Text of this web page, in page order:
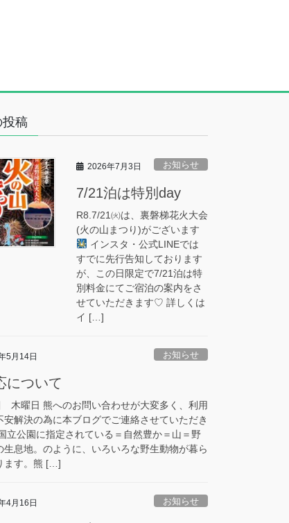
投稿
2026年7月3日 お知らせ
7/21泊は特別day
R8.7/21㈫は、裏磐梯花火大会
(火の山まつり)がございます
インスタ・公式LINEでは
すでに先行告知しております
が、この日限定で7/21泊は特
別料金にてご宿泊の案内をさ
せていただきます♡ 詳しくは
イ […]
5月14日 お知らせ
について
木曜日 熊へのお問い合わせが大変多く、利用
安解決の為に本ブログでご連絡させていただき
立公園に指定されている＝自然豊か＝山＝野
生息地。のように、いろいろな野生動物が暮ら
ます。熊 […]
4月16日 お知らせ